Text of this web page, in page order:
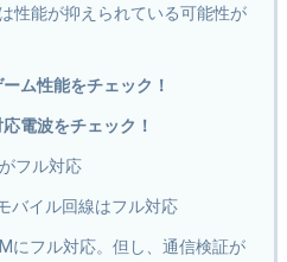
性能が抑えられている可能性が
ム性能をチェック！
電波をチェック！
フル対応
バイル回線はフル対応
にフル対応。但し、通信検証が